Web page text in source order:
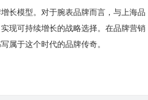
长模型。对于腕表品牌而言，与上海品
现可持续增长的战略选择。在品牌营销
属于这个时代的品牌传奇。